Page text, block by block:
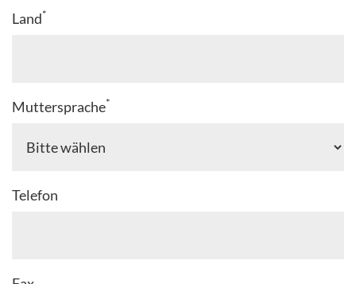
Land*
Muttersprache*
Telefon